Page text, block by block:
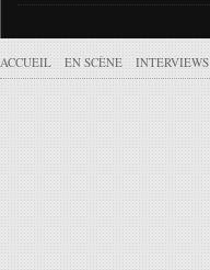
ACCUEIL EN SCÈNE INTERVIEWS